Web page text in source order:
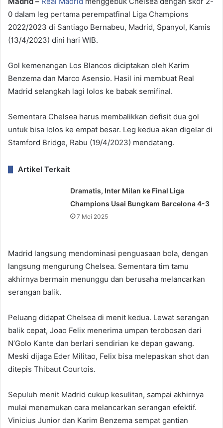
0 dalam leg pertama perempatfinal Liga Champions
2022/2023 di Santiago Bernabeu, Madrid, Spanyol, Kamis
(13/4/2023) dini hari WIB.
Gol kemenangan Los Blancos diciptakan oleh Karim
Benzema dan Marco Asensio. Hasil ini membuat Real
Madrid selangkah lagi lolos ke babak semifinal.
Sementara Chelsea harus membalikkan defisit dua gol
untuk bisa lolos ke empat besar. Leg kedua akan digelar di
Stamford Bridge, Rabu (19/4/2023) mendatang.
Artikel Terkait
Dramatis, Inter Milan ke Final Liga
Champions Usai Bungkam Barcelona 4-3
7 Mei 2025
Madrid langsung mendominasi penguasaan bola, dengan
langsung mengurung Chelsea. Sementara tim tamu
akhirnya bermain menunggu dan berusaha melancarkan
serangan balik.
Peluang didapat Chelsea di menit kedua. Lewat serangan
balik cepat, Joao Felix menerima umpan terobosan dari
N’Golo Kante dan berlari sendirian ke depan gawang.
Meski dijaga Eder Militao, Felix bisa melepaskan shot dan
ditepis Thibaut Courtois.
Sepuluh menit Madrid cukup kesulitan, sampai akhirnya
mulai menemukan cara melancarkan serangan efektif.
Vinicius Junior dan Karim Benzema sempat gantian